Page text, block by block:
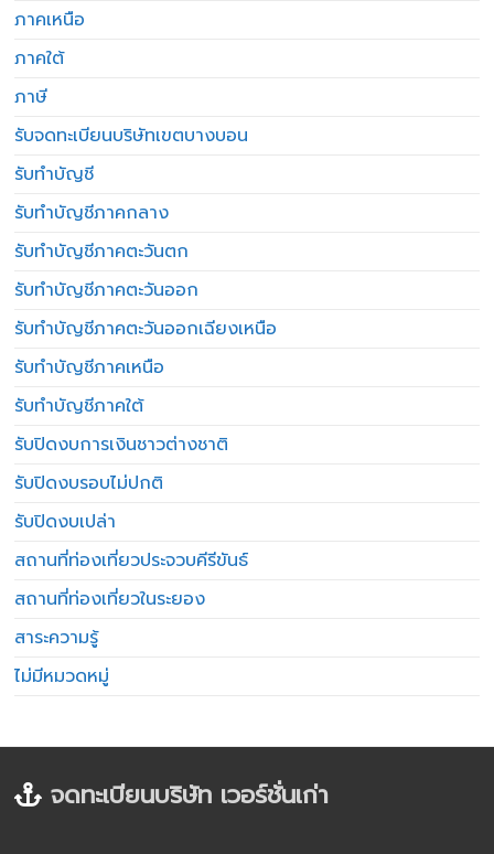
ภาคเหนือ
ภาคใต้
ภาษี
รับจดทะเบียนบริษัทเขตบางบอน
รับทำบัญชี
รับทำบัญชีภาคกลาง
รับทำบัญชีภาคตะวันตก
รับทำบัญชีภาคตะวันออก
รับทำบัญชีภาคตะวันออกเฉียงเหนือ
รับทำบัญชีภาคเหนือ
รับทำบัญชีภาคใต้
รับปิดงบการเงินชาวต่างชาติ
รับปิดงบรอบไม่ปกติ
รับปิดงบเปล่า
สถานที่ท่องเที่ยวประจวบคีรีขันธ์
สถานที่ท่องเที่ยวในระยอง
สาระความรู้
ไม่มีหมวดหมู่
จดทะเบียนบริษัท เวอร์ชั่นเก่า